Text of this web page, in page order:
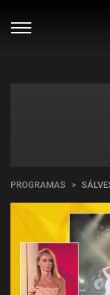
PROGRAMAS